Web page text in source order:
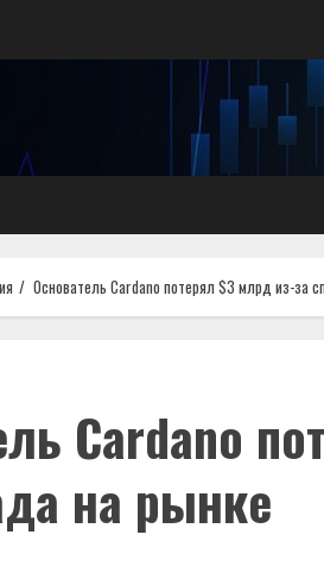
Основатель Cardano потерял $3 млрд из-за
Cardano
на рынке